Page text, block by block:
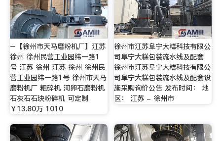
–【徐州市天马磨粉机厂】江苏
徐州 徐州民营工业园纬一路1
号 江苏 徐州 江苏 徐州 徐州民
营工业园纬一路1号 徐州市天马
磨粉机厂 粗碎机 河卵石磨粉机
石灰石石块粉碎机 可定制
￥13.80万 1010
徐州市江苏阜宁大糕科技有限公
司阜宁大糕包装流水线及配套
徐州市江苏阜宁大糕科技有限公
司阜宁大糕包装流水线及配套设
施采购询价公告 发布时间： 地
区： 江苏 - 徐州市